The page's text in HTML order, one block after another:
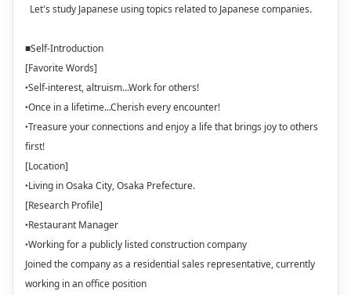
Let's study Japanese using topics related to Japanese companies.
■Self-Introduction
[Favorite Words]
‣Self-interest, altruism...Work for others!
‣Once in a lifetime...Cherish every encounter!
‣Treasure your connections and enjoy a life that brings joy to others
first!
[Location]
‣Living in Osaka City, Osaka Prefecture.
[Research Profile]
‣Restaurant Manager
‣Working for a publicly listed construction company
Joined the company as a residential sales representative, currently
working in an office position